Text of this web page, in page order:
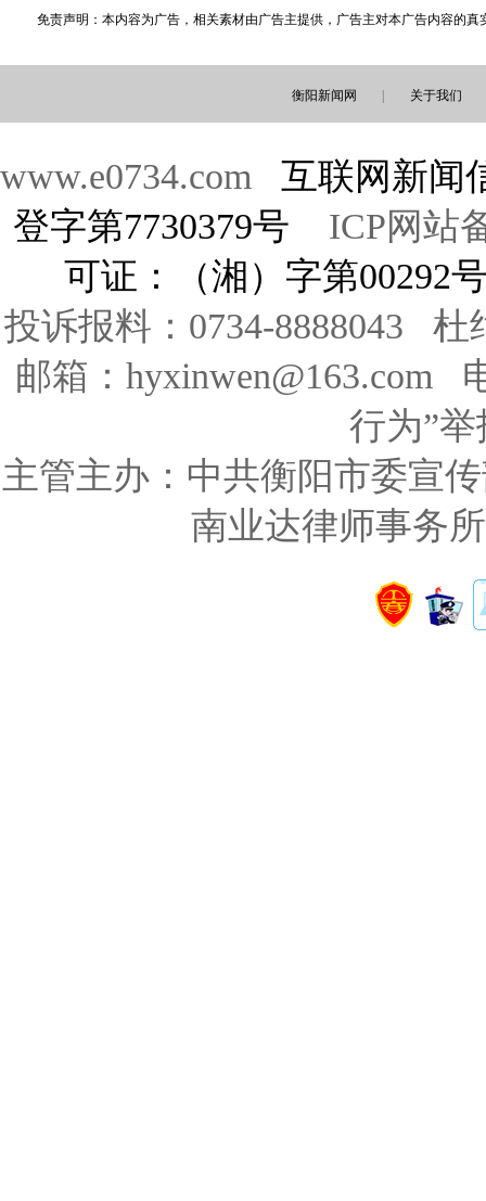
免责声明：本内容为广告，相关素材由广告主提供，广告主对本广告内容的
衡阳新闻网 关于我们
www.e0734.com 互联网新闻
登字第7730379号 ICP网站
可证：（湘）字第00292
投诉报料：0734-8888043
邮箱：hyxinwen@163.com
行为”举
主管主办：中共衡阳市委宣
南业达律师事务